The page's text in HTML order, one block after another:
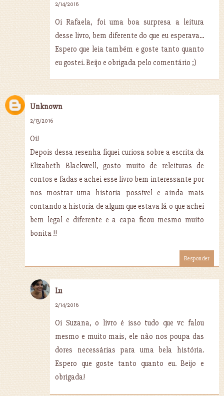
2/14/2016
Oi Rafaela, foi uma boa surpresa a leitura
desse livro, bem diferente do que eu esperava...
Espero que leia também e goste tanto quanto
eu gostei. Beijo e obrigada pelo comentário ;)
Unknown
2/13/2016
Oi!
Depois dessa resenha fiquei curiosa sobre a escrita da
Elizabeth Blackwell, gosto muito de releituras de
contos e fadas e achei esse livro bem interessante por
nos mostrar uma historia possível e ainda mais
contando a historia de algum que estava lá o que achei
bem legal e diferente e a capa ficou mesmo muito
bonita !!
Responder
Lu
2/14/2016
Oi Suzana, o livro é isso tudo que vc falou
mesmo e muito mais, ele não nos poupa das
dores necessárias para uma bela história.
Espero que goste tanto quanto eu. Beijo e
obrigada!